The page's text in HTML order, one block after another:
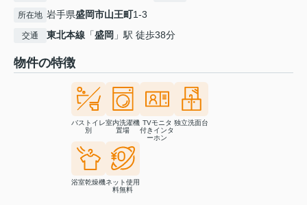
所在地 岩手県盛岡市山王町1-3
交通 東北本線 「盛岡 」駅 徒歩38分
物件の特徴
バストイレ
別
室内洗濯機
置場
TVモニタ
付きインタ
ーホン
独立洗面台
浴室乾燥機ネット使用
料無料